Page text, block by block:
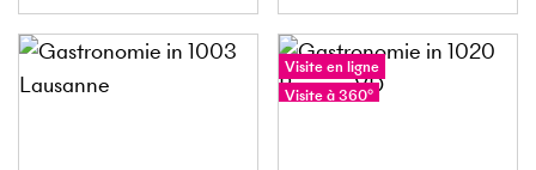
Visite en ligne
Visite à 360°